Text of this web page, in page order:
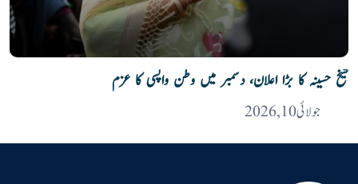
شیخ حسینہ کا بڑا اعلان، دسمبر میں وطن واپسی کا عزم
جولائی 10, 2026